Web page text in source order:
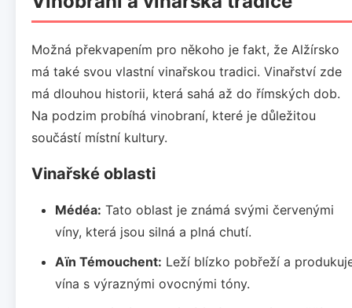
Možná překvapením pro někoho je fakt, že Alžírsko
má také svou vlastní vinařskou tradici. Vinařství zde
má dlouhou historii, která sahá až do římských dob.
Na podzim probíhá vinobraní, které je důležitou
součástí místní kultury.
Vinařské oblasti
Médéa: Tato oblast je známá svými červenými
víny, která jsou silná a plná chutí.
Aïn Témouchent: Leží blízko pobřeží a
vína s výraznými ovocnými tóny.